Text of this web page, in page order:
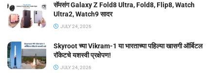
सॅमसंग Galaxy Z Fold8 Ultra, Fold8, Flip8, Watch
Ultra2, Watch9 सादर
JULY 24, 2026
Skyroot च्या Vikram-1 या भारताच्या पहिल्या खासगी ऑर्बिटल
रॉकेटचे यशस्वी प्रक्षेपण!
JULY 24, 2026